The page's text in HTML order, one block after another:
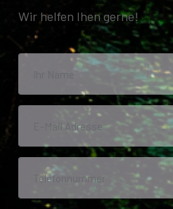
Wir helfen Ihen gerne!